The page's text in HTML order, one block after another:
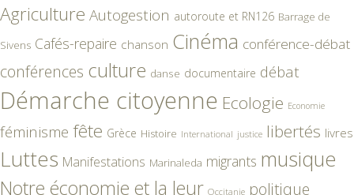
Agriculture Autogestion autoroute et RN126 Barrage de
Sivens Cafés-repaire chanson Cinéma conférence-débat
conférences culture danse documentaire débat
Démarche citoyenne Ecologie Economie
féminisme fête Grèce Histoire International justice libertés livres
Luttes Manifestations Marinaleda migrants musique
Notre économie et la leur Occitanie politique